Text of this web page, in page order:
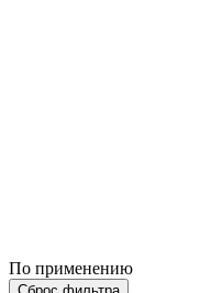
По применению